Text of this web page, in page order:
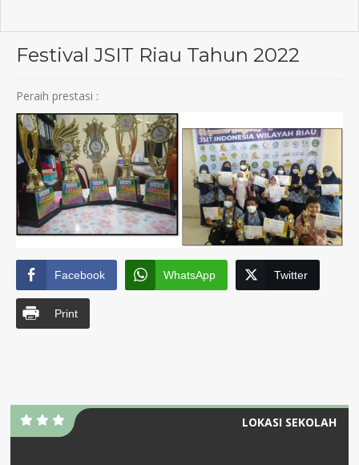
Festival JSIT Riau Tahun 2022
Peraih prestasi :
Facebook WhatsApp Twitter
Print
LOKASI SEKOLAH